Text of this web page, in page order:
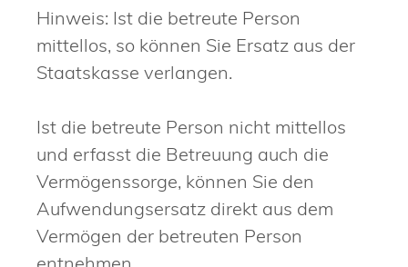
Hinweis: Ist die betreute Person
mittellos, so können Sie Ersatz aus der
Staatskasse verlangen.
Ist die betreute Person nicht mittellos
und erfasst die Betreuung auch die
Vermögenssorge, können Sie den
Aufwendungsersatz direkt aus dem
Vermögen der betreuten Person